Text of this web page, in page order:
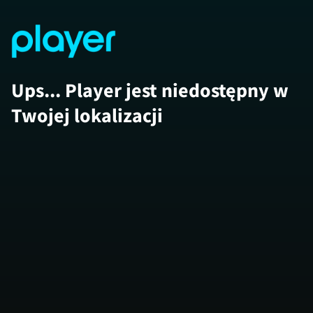
Ups... Player jest niedostępny w
Twojej lokalizacji